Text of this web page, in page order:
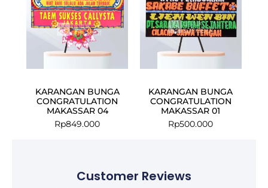
KARANGAN BUNGA
CONGRATULATION
MAKASSAR 04
Rp849.000
KARANGAN BUNGA
CONGRATULATION
MAKASSAR 01
Rp500.000
Customer Reviews